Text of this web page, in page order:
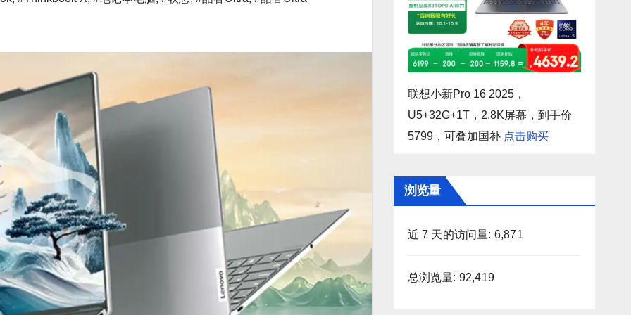
联想小新Pro 16 2025，
U5+32G+1T，2.8K屏幕，到手价
5799，可叠加国补 点击购买
浏览量
近 7 天的访问量: 6,871
总浏览量: 92,419